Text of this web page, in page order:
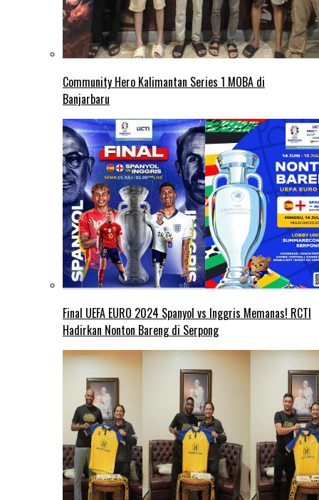
Community Hero Kalimantan Series 1 MOBA di
Banjarbaru
Final UEFA EURO 2024 Spanyol vs Inggris Memanas! RCTI
Hadirkan Nonton Bareng di Serpong